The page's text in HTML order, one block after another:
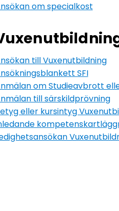
om specialkost
till Vuxenutbildning
SFI
om Studieavbrott
till särskildprövning
eller kursintyg